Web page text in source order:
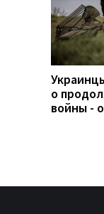
о
войны -